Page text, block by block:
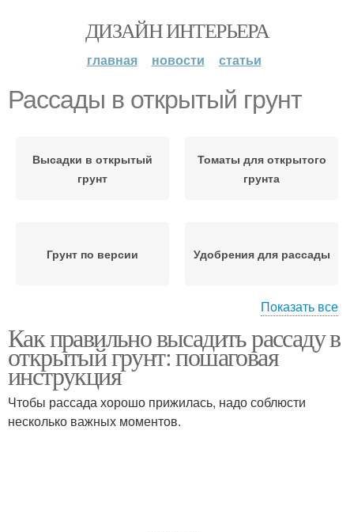
ДИЗАЙН ИНТЕРЬЕРА
главная новости статьи
Рассады в открытый грунт
Высадки в открытый
грунт
Томаты для открытого
грунта
Грунт по версии Удобрения для рассады
Рассады при высадке
условиях
Почвы для рассады
Показать все
Как правильно высадить рассаду в
открытый грунт: пошаговая
инструкция
Чтобы рассада хорошо прижилась, надо соблюсти
несколько важных моментов.